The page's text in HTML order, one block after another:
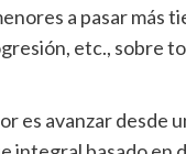
a pasar más
etc., sobre